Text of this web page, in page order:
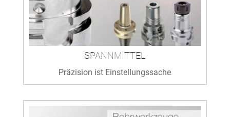
SPANNMITTEL
Präzision ist Einstellungssache